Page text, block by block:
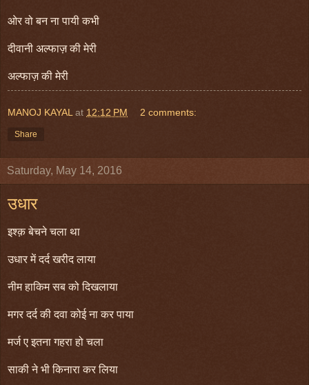
ओर वो बन ना पायी कभी
दीवानी अल्फाज़ की मेरी
अल्फाज़ की मेरी
MANOJ KAYAL at 12:12 PM 2 comments:
Share
Saturday, May 14, 2016
उधार
इश्क़ बेचने चला था
उधार में दर्द खरीद लाया
नीम हाकिम सब को दिखलाया
मगर दर्द की दवा कोई ना कर पाया
मर्ज ए इतना गहरा हो चला
साकी ने भी किनारा कर लिया